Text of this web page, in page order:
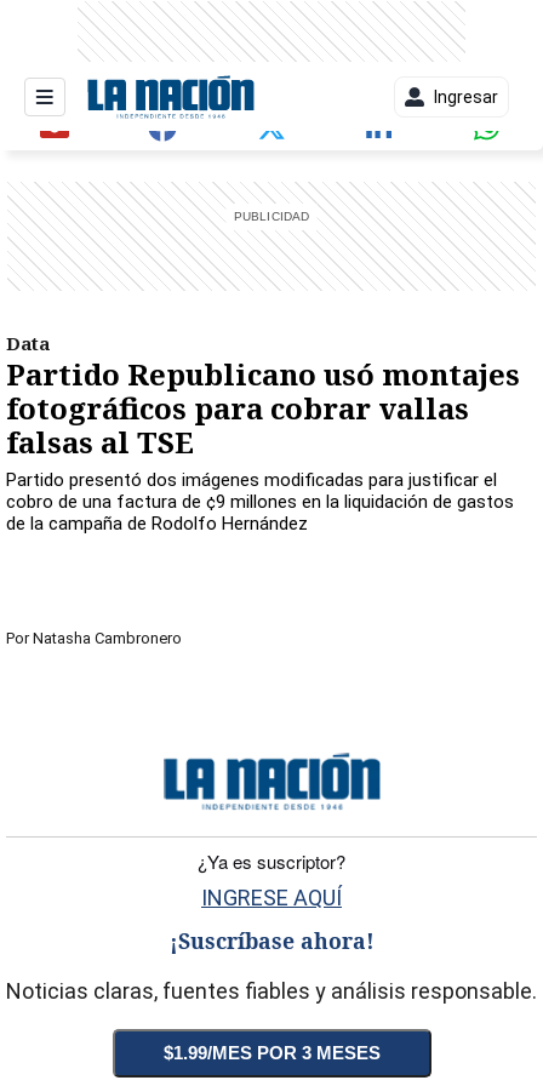
Ingresar
Data
Partido Republicano usó montajes
fotográficos para cobrar vallas
falsas al TSE
Partido presentó dos imágenes modificadas para justificar el
cobro de una factura de ¢9 millones en la liquidación de gastos
de la campaña de Rodolfo Hernández
Por Natasha Cambronero